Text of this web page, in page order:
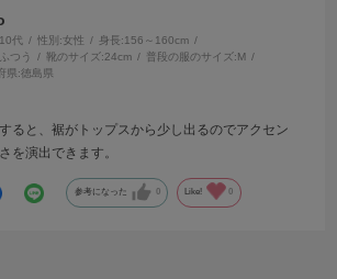
10代 性別:女性 身長:156～160cm
ふつう 靴のサイズ:24cm 普段の服のサイズ: M
県:徳島県
ると、裾がトップスから少し出るのでアクセン
を演出できます。
参考になった 0 Like! 0